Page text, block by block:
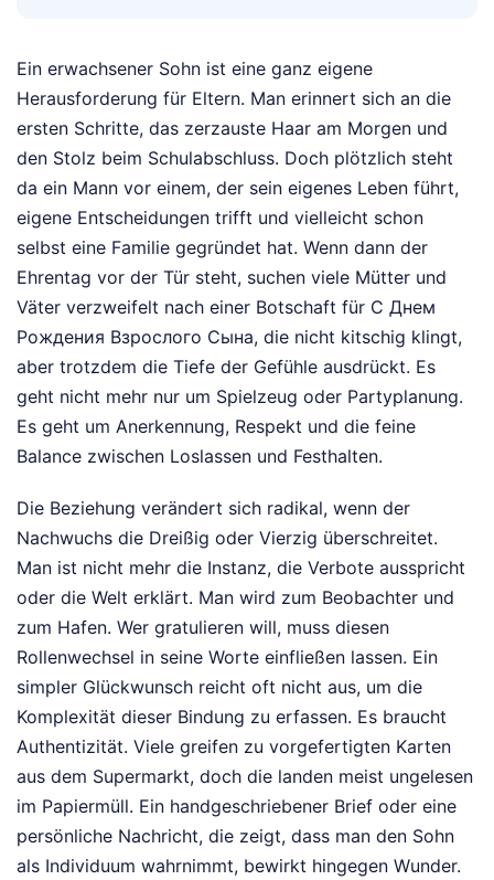
Ein erwachsener Sohn ist eine ganz eigene
Herausforderung für Eltern. Man erinnert sich an die
ersten Schritte, das zerzauste Haar am Morgen und
den Stolz beim Schulabschluss. Doch plötzlich steht
da ein Mann vor einem, der sein eigenes Leben führt,
eigene Entscheidungen trifft und vielleicht schon
selbst eine Familie gegründet hat. Wenn dann der
Ehrentag vor der Tür steht, suchen viele Mütter und
Väter verzweifelt nach einer Botschaft für С Днем
Рождения Взрослого Сына, die nicht kitschig klingt,
aber trotzdem die Tiefe der Gefühle ausdrückt. Es
geht nicht mehr nur um Spielzeug oder Partyplanung.
Es geht um Anerkennung, Respekt und die feine
Balance zwischen Loslassen und Festhalten.
Die Beziehung verändert sich radikal, wenn der
Nachwuchs die Dreißig oder Vierzig überschreitet.
Man ist nicht mehr die Instanz, die Verbote ausspricht
oder die Welt erklärt. Man wird zum Beobachter und
zum Hafen. Wer gratulieren will, muss diesen
Rollenwechsel in seine Worte einfließen lassen. Ein
simpler Glückwunsch reicht oft nicht aus, um die
Komplexität dieser Bindung zu erfassen. Es braucht
Authentizität. Viele greifen zu vorgefertigten Karten
aus dem Supermarkt, doch die landen meist ungelesen
im Papiermüll. Ein handgeschriebener Brief oder eine
persönliche Nachricht, die zeigt, dass man den Sohn
als Individuum wahrnimmt, bewirkt hingegen Wunder.